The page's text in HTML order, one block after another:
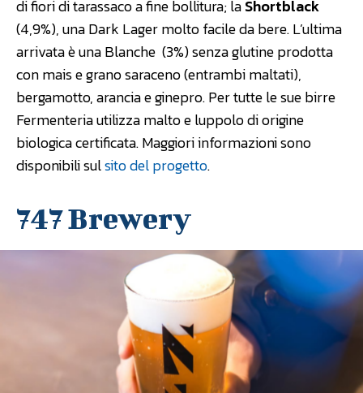
di fiori di tarassaco a fine bollitura; laShortblack
(4,9%), una Dark Lager molto facile da bere. L’ultima
arrivata è una Blanche (3%) senza glutine prodotta
con mais e grano saraceno (entrambi maltati),
bergamotto, arancia e ginepro. Per tutte le sue birre
Fermenteria utilizza malto e luppolo di origine
biologica certificata. Maggiori informazioni sono
disponibili sulsito del progetto.
747 Brewery